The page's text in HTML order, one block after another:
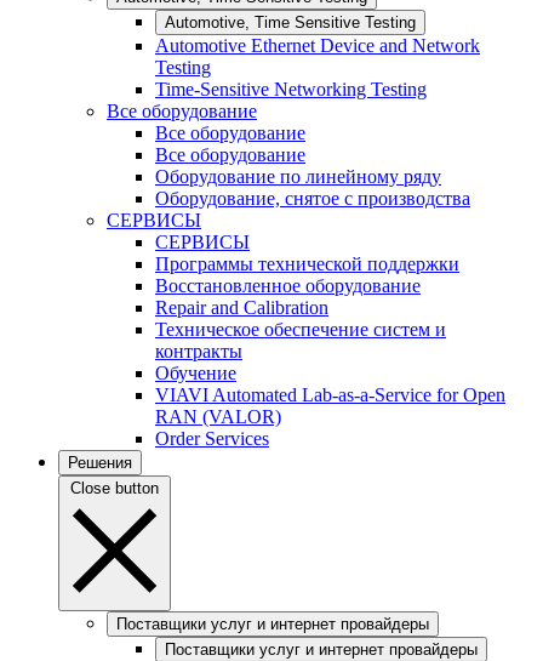
Automotive, Time Sensitive Testing
Automotive Ethernet Device and Network
Testing
Time-Sensitive Networking Testing
Все оборудование
Все оборудование
Все оборудование
Оборудование по линейному ряду
Оборудование, снятое с производства
СЕРВИСЫ
СЕРВИСЫ
Программы технической поддержки
Восстановленное оборудование
Repair and Calibration
Техническое обеспечение систем и
контракты
Обучение
VIAVI Automated Lab-as-a-Service for Open
RAN (VALOR)
Order Services
Решения
Close button
Поставщики услуг и интернет провайдеры
Поставщики услуг и интернет провайдеры